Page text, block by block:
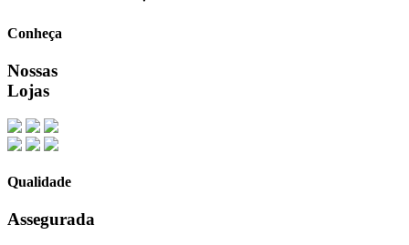
Conheça
Nossas
Lojas
Qualidade
Assegurada